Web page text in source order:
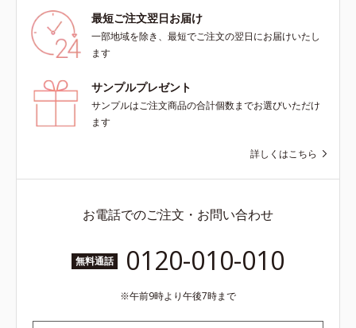
最短ご注文翌日お届け
一部地域を除き、最短でご注文の翌日にお届けいたし
ます
サンプルプレゼント
サンプルはご注文商品の合計個数までお選びいただけ
ます
詳しくはこちら
お電話でのご注文・お問い合わせ
無料通話 0120-010-010
午前9時より午後7時まで